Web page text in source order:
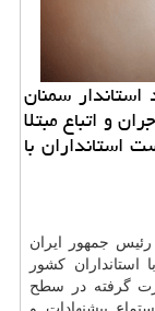
سمنان
و اتباع مبتلا
استانداران با
جمهور ایران
استانداران كشور
گرفته در سطح